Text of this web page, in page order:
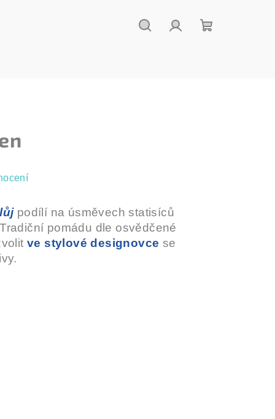
podílí na úsměvech statisíců
pomádu dle osvědčené
ve stylové designovce se